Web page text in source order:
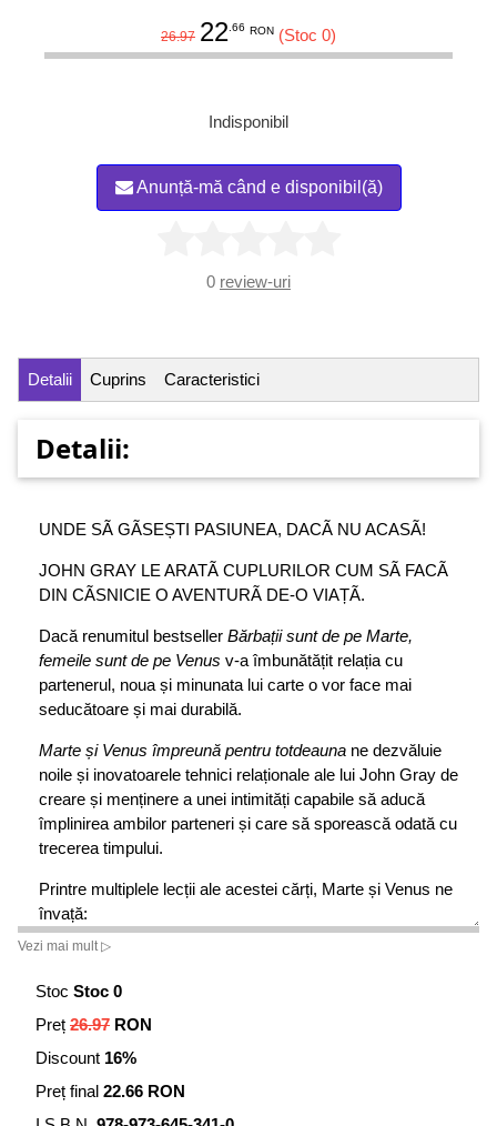
26.97 22.66 RON (Stoc 0)
Indisponibil
Anunță-mă când e disponibil(ă)
0 review-uri
Detalii Cuprins Caracteristici
Detalii:
UNDE SÃ GÃSEȘTI PASIUNEA, DACÃ NU ACASÃ!
JOHN GRAY LE ARATÃ CUPLURILOR CUM SÃ FACÃ
DIN CÃSNICIE O AVENTURÃ DE-O VIAȚÃ.
Dacă renumitul bestseller Bărbații sunt de pe Marte,
femeile sunt de pe Venus v-a îmbunătățit relația cu
partenerul, noua și minunata lui carte o vor face mai
seducătoare și mai durabilă.
Marte și Venus împreună pentru totdeauna ne dezvăluie
noile și inovatoarele tehnici relaționale ale lui John Gray de
creare și menținere a unei intimități capabile să aducă
împlinirea ambilor parteneri și care să sporească odată cu
trecerea timpului.
Printre multiplele lecții ale acestei cărți, Marte și Venus ne
învață:
· de ce au cea mai mare nevoie femeile și ce vor
· tehnicile masculine de a asculta fără supărare
· tehnicile feminine de a vorbi astfel încât partenerul să
asculte
Vezi mai mult ▷
Stoc Stoc 0
Preț 26.97 RON
Discount 16%
Preț final 22.66 RON